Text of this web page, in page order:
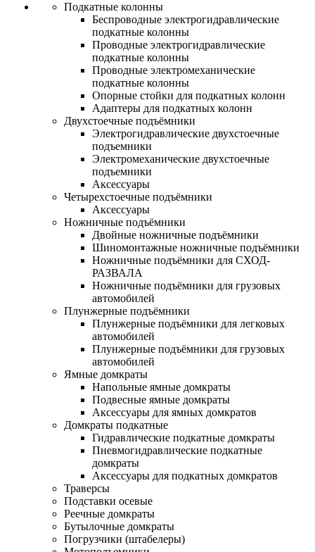
Подкатные колонны
Беспроводные электрогидравлические
подкатные колонны
Проводные электрогидравлические
подкатные колонны
Проводные электромеханические
подкатные колонны
Опорные стойки для подкатных колонн
Адаптеры для подкатных колонн
Двухстоечные подъёмники
Электрогидравлические двухстоечные
подъемники
Электромеханические двухстоечные
подъемники
Аксессуары
Четырехстоечные подъёмники
Аксессуары
Ножничные подъёмники
Двойные ножничные подъёмники
Шиномонтажные ножничные подъёмники
Ножничные подъёмники для СХОД-
РАЗВАЛА
Ножничные подъёмники для грузовых
автомобилей
Плунжерные подъёмники
Плунжерные подъёмники для легковых
автомобилей
Плунжерные подъёмники для грузовых
автомобилей
Ямные домкраты
Напольные ямные домкраты
Подвесные ямные домкраты
Аксессуары для ямных домкратов
Домкраты подкатные
Гидравлические подкатные домкраты
Пневмогидравлические подкатные
домкраты
Аксессуары для подкатных домкратов
Траверсы
Подставки осевые
Реечные домкраты
Бутылочные домкраты
Погрузчики (штабелеры)